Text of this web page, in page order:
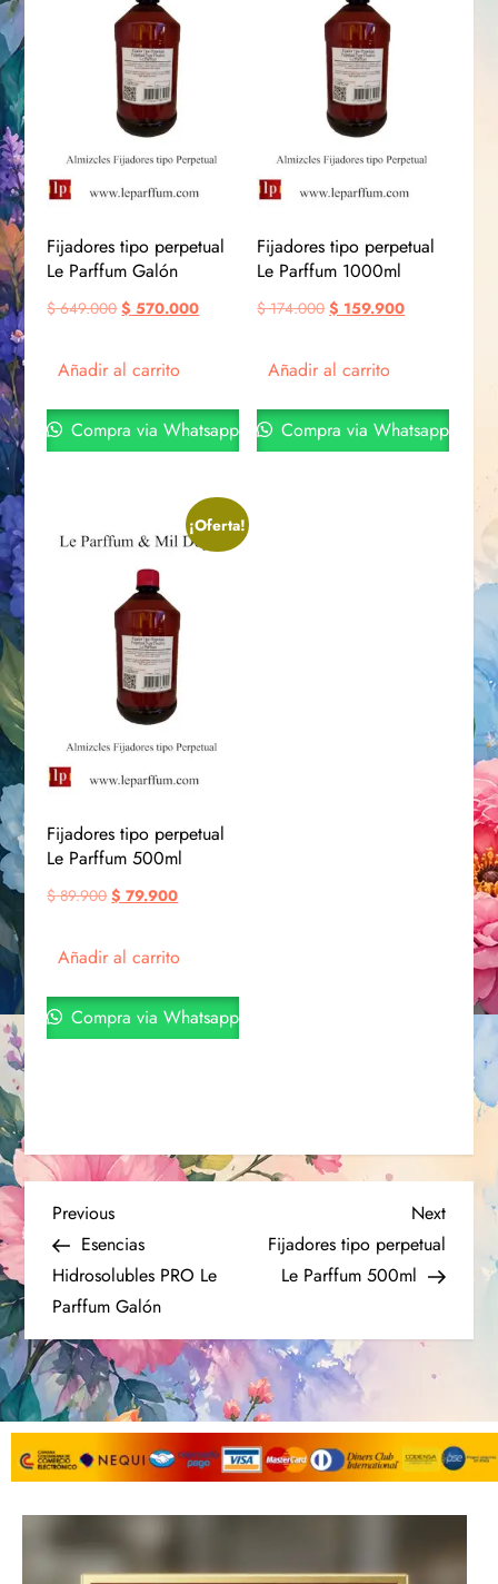
Fijadores tipo perpetual
Le Parffum Galón
$649.000 $ 570.000
Añadir al carrito
Compra via Whatsapp
Fijadores tipo perpetual
Le Parffum 1000ml
$174.000 $ 159.900
Añadir al carrito
Compra via Whatsapp
¡Oferta!
Fijadores tipo perpetual
Le Parffum 500ml
$89.900 $ 79.900
Añadir al carrito
Compra via Whatsapp
Previous
Esencias
Hidrosolubles PRO Le
Parffum Galón
Next
Fijadores tipo perpetual
Le Parffum 500ml